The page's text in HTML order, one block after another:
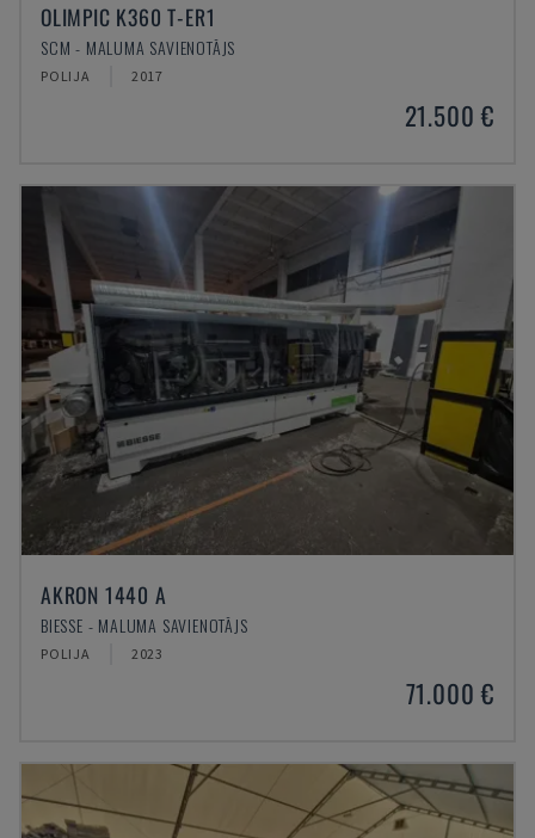
OLIMPIC K360 T-ER1
SCM - MALUMA SAVIENOTĀJS
POLIJA 2017
21.500 €
AKRON 1440 A
BIESSE - MALUMA SAVIENOTĀJS
POLIJA 2023
71.000 €